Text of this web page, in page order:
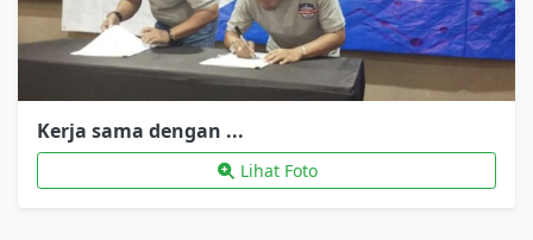
Kerja sama dengan ...
Lihat Foto